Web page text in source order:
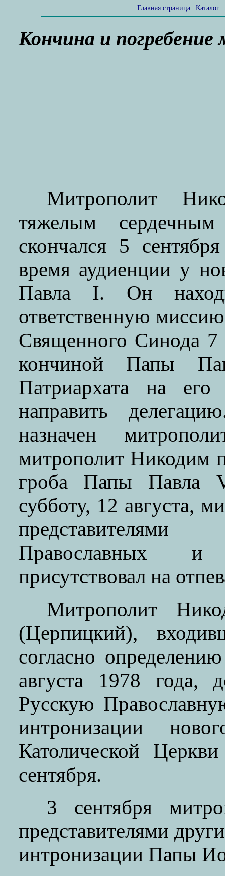
Главная страница Каталог
Кончина и
Митрополит
тяжелым
скончался 5
время аудиенции у
Павла I. Он
ответственную
Священного Синода 7
кончиной Папы
Патриархата на
направить
назначен
митрополит Никодим
гроба Папы Павла
субботу, 12 августа,
Православных и
присутствовал на
Митрополит
(Церпицкий),
согласно
августа 1978 года,
Русскую
интронизации
Католической
сентября.
3 сентября
представителями
интронизации Папы